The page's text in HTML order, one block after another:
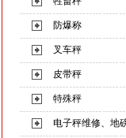
防爆称
叉车秤
皮带秤
特殊秤
电子秤维修、地